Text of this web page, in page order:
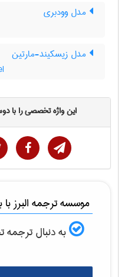
مدل وودبری
مدل زیسکیند-مارتین
این واژه تخصصی را با
موسسه ترجمه البرز
به دنبال